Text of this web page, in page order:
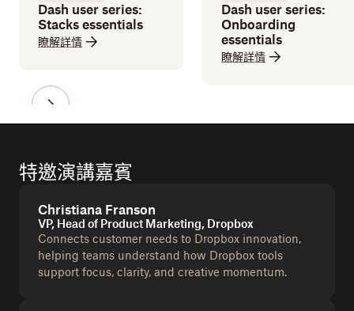
Dash user series:
Stacks essentials
瞭解詳情
Dash user series:
Onboarding
essentials
瞭解詳情
特邀演講嘉賓
Christiana Franson
VP, Head of Product Marketing, Dropbox
Connects customer needs to Dropbox innovation,
helping teams understand how Dropbox tools
support focus, clarity, and creative momentum.